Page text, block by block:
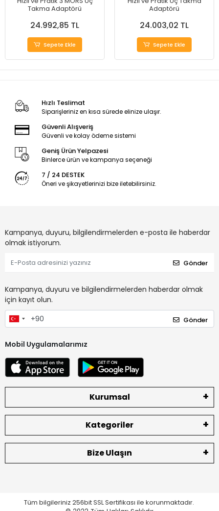
Takma Adaptörü
24.992,85 TL
Sepete Ekle
Adaptörü
24.003,02 TL
Sepete Ekle
Hızlı Teslimat
Siparişleriniz en kısa sürede elinize ulaşır.
Güvenli Alışveriş
Güvenli ve kolay ödeme sistemi
Geniş Ürün Yelpazesi
Binlerce ürün ve kampanya seçeneği
7 / 24 DESTEK
Öneri ve şikayetlerinizi bize iletebilirsiniz.
Kampanya, duyuru, bilgilendirmelerden e-posta ile haberdar
olmak istiyorum.
Gönder
Kampanya, duyuru ve bilgilendirmelerden haberdar olmak
için kayıt olun.
Gönder
Mobil Uygulamalarımız
Kurumsal
Kategoriler
Bize Ulaşın
Tüm bilgileriniz 256bit SSL Sertifikası ile korunmaktadır.